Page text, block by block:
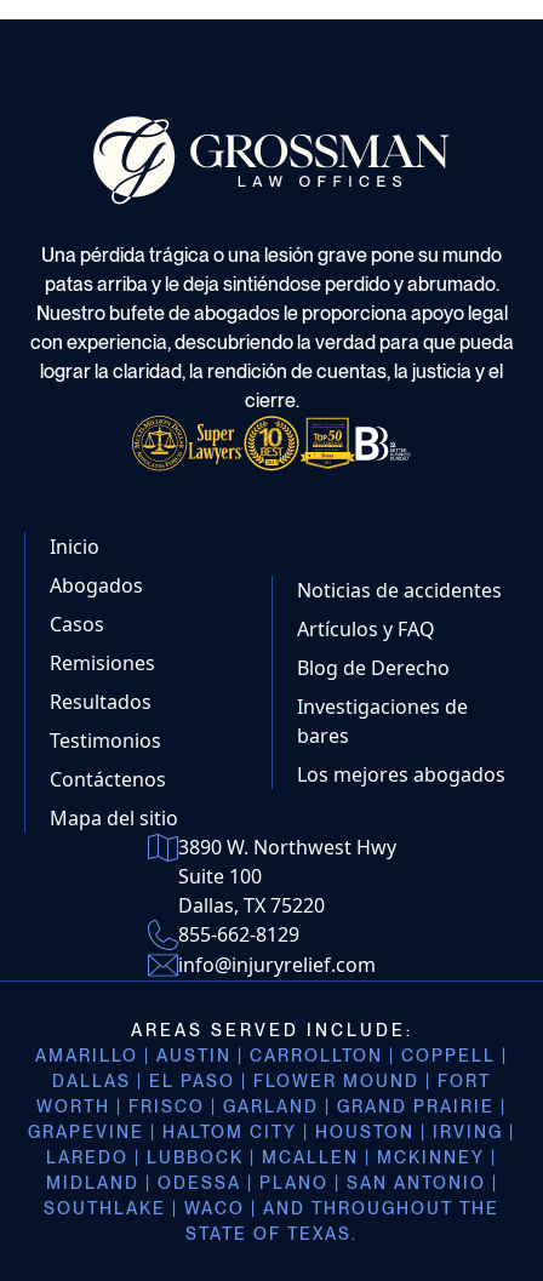
Una pérdida trágica o una lesión grave pone su mundo
patas arriba y le deja sintiéndose perdido y abrumado.
Nuestro bufete de abogados le proporciona apoyo legal
con experiencia, descubriendo la verdad para que pueda
lograr la claridad, la rendición de cuentas, la justicia y el
cierre.
Inicio
Abogados
Casos
Remisiones
Resultados
Testimonios
Contáctenos
Mapa del sitio
Noticias de accidentes
Artículos y FAQ
Blog de Derecho
Investigaciones de
bares
Los mejores abogados
3890 W. Northwest Hwy
Suite 100
Dallas, TX 75220
855-662-8129
info@injuryrelief.com
AREAS SERVED INCLUDE:
AMARILLO | AUSTIN | CARROLLTON | COPPELL |
DALLAS | EL PASO | FLOWER MOUND | FORT
WORTH | FRISCO | GARLAND | GRAND PRAIRIE |
GRAPEVINE | HALTOM CITY | HOUSTON | IRVING |
LAREDO | LUBBOCK | MCALLEN | MCKINNEY |
MIDLAND | ODESSA | PLANO | SAN ANTONIO |
SOUTHLAKE | WACO | AND THROUGHOUT THE
STATE OF TEXAS.